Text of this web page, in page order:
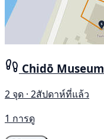
Chidō Museum
2 จุด · 2สัปดาห์ที่แล้ว
1 การดู